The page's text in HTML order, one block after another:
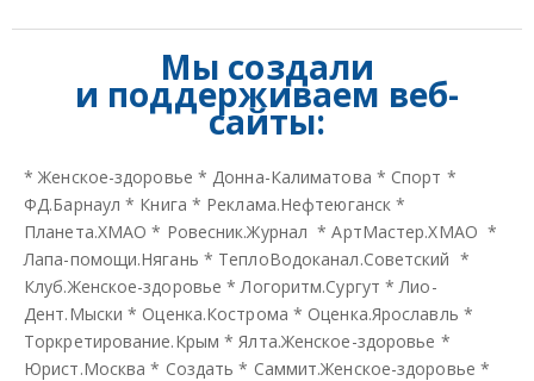
Мы создали
и поддерживаем веб-
сайты:
*Женское-здоровье * Донна-Калиматова * Спорт *
ФД.Барнаул * Книга * Реклама.Нефтеюганск *
Планета.ХМАО * Ровесник.Журнал *АртМастер.ХМАО *
Лапа-помощи.Нягань * ТеплоВодоканал.Советский *
Клуб.Женское-здоровье * Логоритм.Сургут * Лио-
Дент.Мыски * Оценка.Кострома * Оценка.Ярославль *
Торкретирование.Крым * Ялта.Женское-здоровье *
Юрист.Москва * Создать * Саммит.Женское-здоровье *